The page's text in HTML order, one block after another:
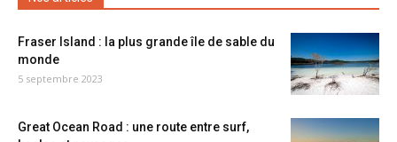
Fraser Island : la plus grande île de sable du
monde
5 septembre 2023
Great Ocean Road : une route entre surf,